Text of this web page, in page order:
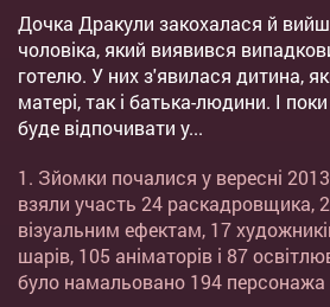
Дочка Дракули закохалася й
чоловіка, який виявився
готелю. У них з'явилася дитина,
матері, так і батька-людини. І
буде відпочивати у...
1. Зйомки почалися у вересні 2013
взяли участь 24 раскадровщика,
візуальним ефектам, 17
шарів, 105 аніматорів і 87
було намальовано 194 персонажа